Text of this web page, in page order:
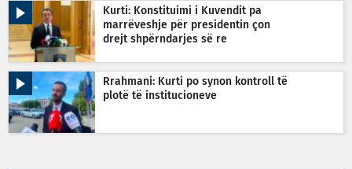
Kurti: Konstituimi i Kuvendit pa
marrëveshje për presidentin çon
drejt shpërndarjes së re
Rrahmani: Kurti po synon kontroll të
plotë të institucioneve